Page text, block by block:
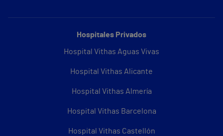
Hospitales Privados
Hospital Vithas Aguas Vivas
Hospital Vithas Alicante
Hospital Vithas Almería
Hospital Vithas Barcelona
Hospital Vithas Castellón